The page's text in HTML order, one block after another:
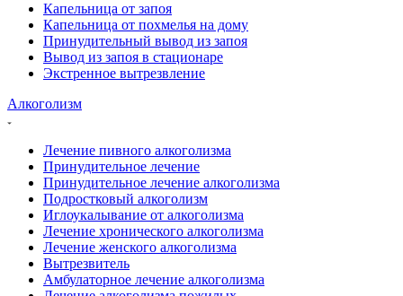
Капельница от запоя
Капельница от похмелья на дому
Принудительный вывод из запоя
Вывод из запоя в стационаре
Экстренное вытрезвление
Алкоголизм
Лечение пивного алкоголизма
Принудительное лечение
Принудительное лечение алкоголизма
Подростковый алкоголизм
Иглоукалывание от алкоголизма
Лечение хронического алкоголизма
Лечение женского алкоголизма
Вытрезвитель
Амбулаторное лечение алкоголизма